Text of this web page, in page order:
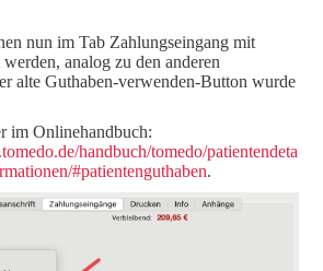
nun im Tab Zahlungseingang mit
analog zu den anderen
alte Guthaben-verwenden-Button wurde
im Onlinehandbuch:
handbuch/tomedo/patientendeta
#patientenguthaben.